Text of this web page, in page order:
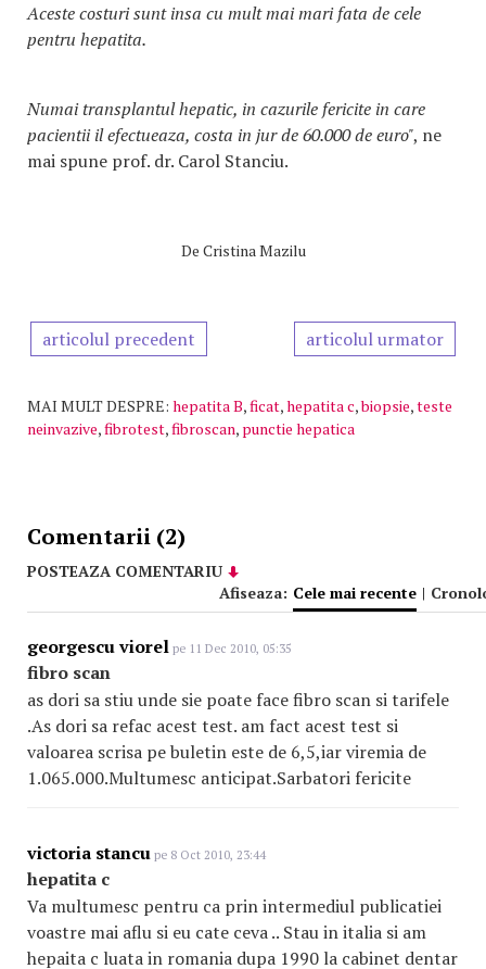
Aceste costuri sunt insa cu mult mai mari fata de cele
pentru hepatita.
Numai transplantul hepatic, in cazurile fericite in care
pacientii il efectueaza, costa in jur de 60.000 de euro", ne
mai spune prof. dr. Carol Stanciu.
De Cristina Mazilu
articolul precedent articolul urmator
MAI MULT DESPRE: hepatita B,ficat,hepatita c,biopsie,teste
neinvazive,fibrotest,fibroscan, punctie hepatica
Comentarii (2)
POSTEAZA COMENTARIU
Afiseaza: Cele mai recente |
georgescu viorel pe 11 Dec 2010, 05:35
fibro scan
as dori sa stiu unde sie poate face fibro scan si tarifele
.As dori sa refac acest test. am fact acest test si
valoarea scrisa pe buletin este de 6,5,iar viremia de
1.065.000.Multumesc anticipat.Sarbatori fericite
victoria stancu pe 8 Oct 2010, 23:44
hepatita c
Va multumesc pentru ca prin intermediul publicatiei
voastre mai aflu si eu cate ceva .. Stau in italia si am
hepaita c luata in romania dupa 1990 la cabinet dentar